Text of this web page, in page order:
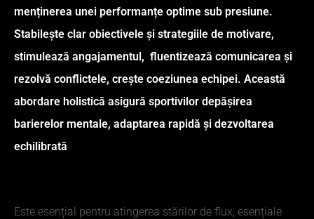
menținerea unei performanțe optime sub presiune.
Stabilește clar obiectivele și strategiile de motivare,
stimulează angajamentul, fluentizează comunicarea și
rezolvă conflictele, crește coeziunea echipei. Această
abordare holistică asigură sportivilor depășirea
barierelor mentale, adaptarea rapidă și dezvoltarea
echilibrată
Este esențial pentru atingerea stărilor de flux, esențiale